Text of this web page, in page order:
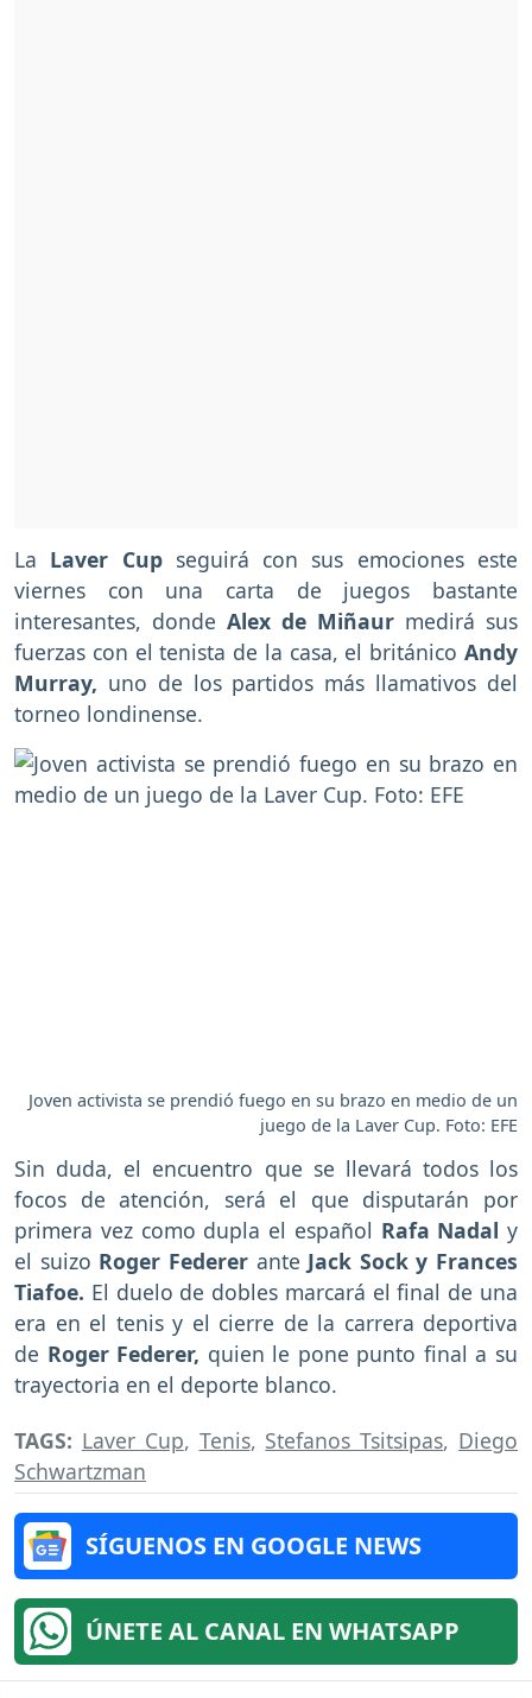
La Laver Cup seguirá con sus emociones este
viernes con una carta de juegos bastante
interesantes, donde Alex de Miñaur medirá sus
fuerzas con el tenista de la casa, el británico Andy
Murray, uno de los partidos más llamativos del
torneo londinense.
Joven activista se prendió fuego en su brazo en medio de un
juego de la Laver Cup. Foto: EFE
Sin duda, el encuentro que se llevará todos los
focos de atención, será el que disputarán por
primera vez como dupla el español Rafa Nadal y
el suizo Roger Federerante Jack Sock y Frances
Tiafoe. El duelo de dobles marcará el final de una
era en el tenis y el cierre de la carrera deportiva
de Roger Federer, quien le pone punto final a su
trayectoria en el deporte blanco.
TAGS: Laver Cup, Tenis, Stefanos Tsitsipas, Diego
Schwartzman
SÍGUENOS EN GOOGLE NEWS
ÚNETE AL CANAL EN WHATSAPP